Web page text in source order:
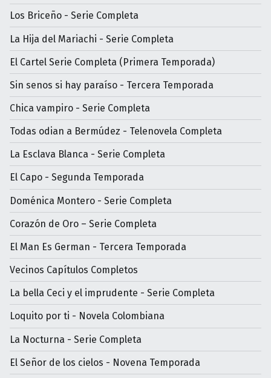
Los Briceño - Serie Completa
La Hija del Mariachi - Serie Completa
El Cartel Serie Completa (Primera Temporada)
Sin senos si hay paraíso - Tercera Temporada
Chica vampiro - Serie Completa
Todas odian a Bermúdez - Telenovela Completa
La Esclava Blanca - Serie Completa
El Capo - Segunda Temporada
Doménica Montero - Serie Completa
Corazón de Oro – Serie Completa
El Man Es German - Tercera Temporada
Vecinos Capítulos Completos
La bella Ceci y el imprudente - Serie Completa
Loquito por ti - Novela Colombiana
La Nocturna - Serie Completa
El Señor de los cielos - Novena Temporada